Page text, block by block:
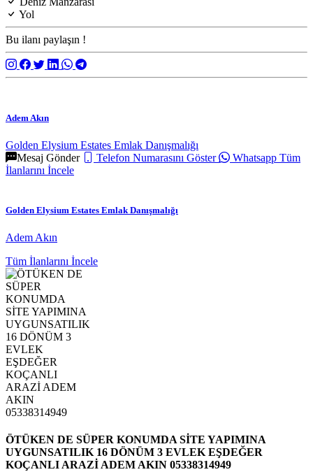
Yol
Bu ilanı paylaşın !
Adem Akın
Golden Elysium Estates Emlak Danışmalığı
Mesaj Gönder
Telefon Numarasını Göster Whatsapp Tüm
İlanlarını İncele
Golden Elysium Estates Emlak Danışmalığı
Adem Akın
Tüm İlanlarını İncele
ÖTÜKEN DE SÜPER KONUMDA SİTE YAPIMINA
UYGUNSATILIK 16 DÖNÜM 3 EVLEK EŞDEĞER
KOÇANLI ARAZİ ADEM AKIN 05338314949